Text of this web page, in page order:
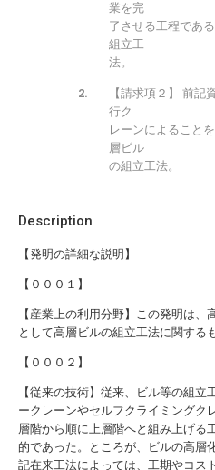
Description
【発明の詳細な説明】
【０００１】
【産業上の利用分野】この発明は、
として高層ビルの組立工法に関する
【０００２】
【従来の技術】従来、ビル等の組立
ークレーンやセルフクライミングク
層階から順に上層階へと組み上げる
的であった。ところが、ビルの高層
記在来工法によっては、工期やコス
業を完
了させる工程であ
組立工
法。
【請求項２】 前記
行ク
レーンによること
層ビル
の組立工法。